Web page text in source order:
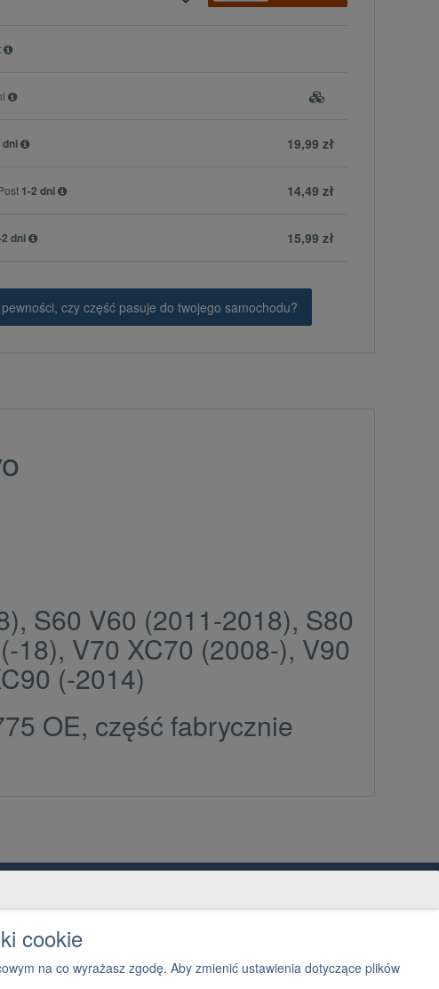
19,99 zł
dni
14,49 zł
1-2 dni
15,99 zł
dni
czy część pasuje do twojego samochodu?
S60 V60 (2011-2018), S80
18), V70 XC70 (2008-), V90
(-2014)
OE, część fabrycznie
cookie
na co wyrażasz zgodę. Aby zmienić ustawienia dotyczące plików
Napisz, jak możemy Ci pomóc